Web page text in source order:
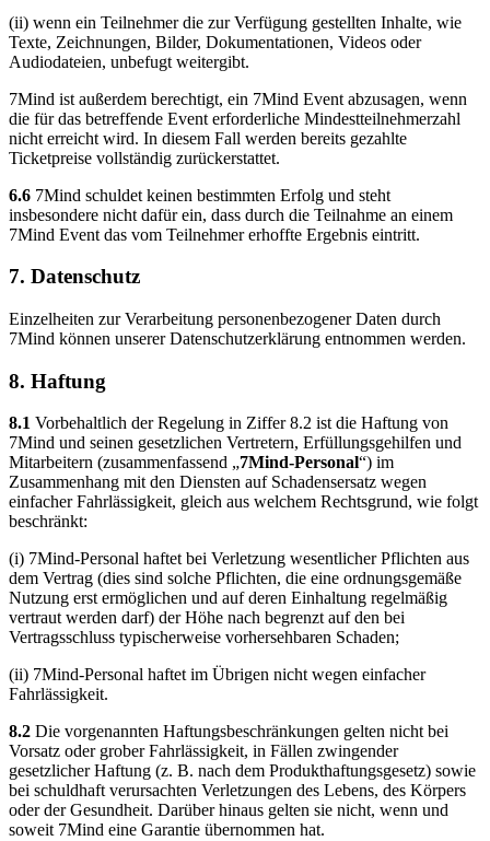
(ii) wenn ein Teilnehmer die zur Verfügung gestellten Inhalte, wie
Texte, Zeichnungen, Bilder, Dokumentationen, Videos oder
Audiodateien, unbefugt weitergibt.
7Mind ist außerdem berechtigt, ein 7Mind Event abzusagen, wenn
die für das betreffende Event erforderliche Mindestteilnehmerzahl
nicht erreicht wird. In diesem Fall werden bereits gezahlte
Ticketpreise vollständig zurückerstattet.
6.6 7Mind schuldet keinen bestimmten Erfolg und steht
insbesondere nicht dafür ein, dass durch die Teilnahme an einem
7Mind Event das vom Teilnehmer erhoffte Ergebnis eintritt.
7. Datenschutz
Einzelheiten zur Verarbeitung personenbezogener Daten durch
7Mind können unserer Datenschutzerklärung entnommen werden.
8. Haftung
8.1 Vorbehaltlich der Regelung in Ziffer 8.2 ist die Haftung von
7Mind und seinen gesetzlichen Vertretern, Erfüllungsgehilfen und
Mitarbeitern (zusammenfassend „7Mind-Personal“) im
Zusammenhang mit den Diensten auf Schadensersatz wegen
einfacher Fahrlässigkeit, gleich aus welchem Rechtsgrund, wie folgt
beschränkt:
(i) 7Mind-Personal haftet bei Verletzung wesentlicher Pflichten aus
dem Vertrag (dies sind solche Pflichten, die eine ordnungsgemäße
Nutzung erst ermöglichen und auf deren Einhaltung regelmäßig
vertraut werden darf) der Höhe nach begrenzt auf den bei
Vertragsschluss typischerweise vorhersehbaren Schaden;
(ii) 7Mind-Personal haftet im Übrigen nicht wegen einfacher
Fahrlässigkeit.
8.2 Die vorgenannten Haftungsbeschränkungen gelten nicht bei
Vorsatz oder grober Fahrlässigkeit, in Fällen zwingender
gesetzlicher Haftung (z. B. nach dem Produkthaftungsgesetz) sowie
bei schuldhaft verursachten Verletzungen des Lebens, des Körpers
oder der Gesundheit. Darüber hinaus gelten sie nicht, wenn und
soweit 7Mind eine Garantie übernommen hat.